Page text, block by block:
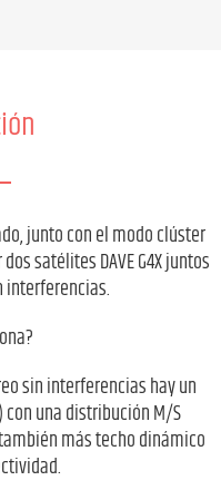
junto con el modo clúster
satélites DAVE G4X juntos
interferencias.
sin interferencias hay un
una distribución M/S
más techo dinámico